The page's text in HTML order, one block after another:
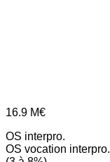
16.9 M€
OS interpro.
OS vocation interpro.